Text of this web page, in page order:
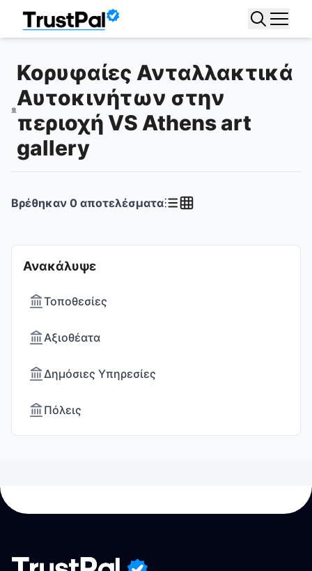
Κορυφαίες Ανταλλακτικά
Αυτοκινήτων στην
περιοχή VS Athens art
gallery
Ανακάλυψε
Τοποθεσίες
Αξιοθέατα
Δημόσιες Υπηρεσίες
Πόλεις
Βρέθηκαν 0 αποτελέσματα